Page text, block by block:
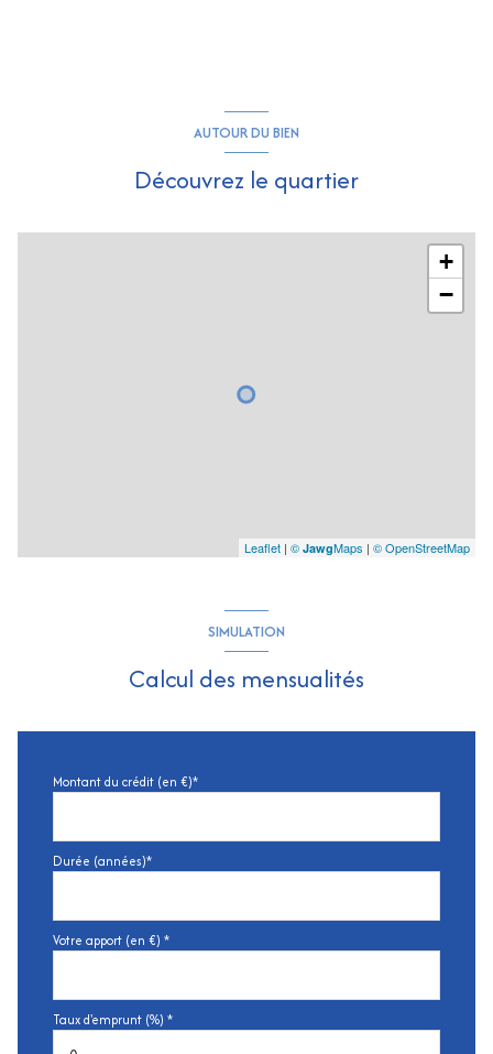
AUTOUR DU BIEN
Découvrez le quartier
+
−
Leaflet | © JawgMaps | © OpenStreetMap
SIMULATION
Calcul des mensualités
Montant du crédit (en €)*
Durée (années)*
Votre apport (en €) *
Taux d'emprunt (%) *